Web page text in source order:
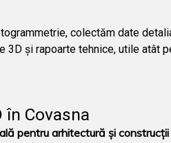
colectăm date
3D și rapoarte tehnice, utile atât
în Covasna
pentru arhitectură și construcții